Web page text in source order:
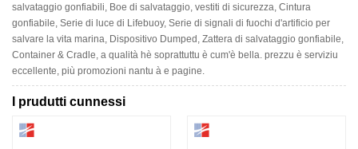
salvataggio gonfiabili, Boe di salvataggio, vestiti di sicurezza, Cintura
gonfiabile, Serie di luce di Lifebuoy, Serie di signali di fuochi d'artificio per
salvare la vita marina, Dispositivo Dumped, Zattera di salvataggio gonfiabile,
Container & Cradle, a qualità hè soprattuttu è cum'è bella. prezzu è serviziu
eccellente, più promozioni nantu à e pagine.
I prudutti cunnessi